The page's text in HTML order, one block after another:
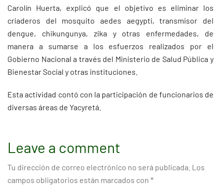
Carolín Huerta, explicó que el objetivo es eliminar los
criaderos del mosquito aedes aegypti, transmisor del
dengue, chikungunya, zika y otras enfermedades, de
manera a sumarse a los esfuerzos realizados por el
Gobierno Nacional a través del Ministerio de Salud Pública y
Bienestar Social y otras instituciones.
Esta actividad contó con la participación de funcionarios de
diversas áreas de Yacyretá.
Leave a comment
Tu dirección de correo electrónico no será publicada. Los
campos obligatorios están marcados con *